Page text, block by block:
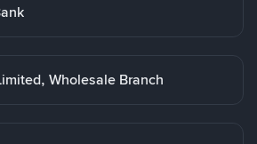
Wholesale Branch